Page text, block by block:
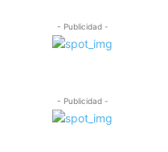
- Publicidad -
- Publicidad -